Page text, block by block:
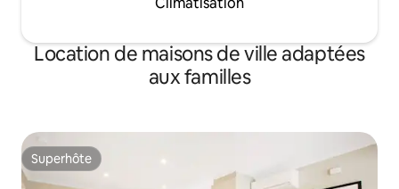
Location de maisons de ville adaptées
aux familles
Superhôte
Superhôte